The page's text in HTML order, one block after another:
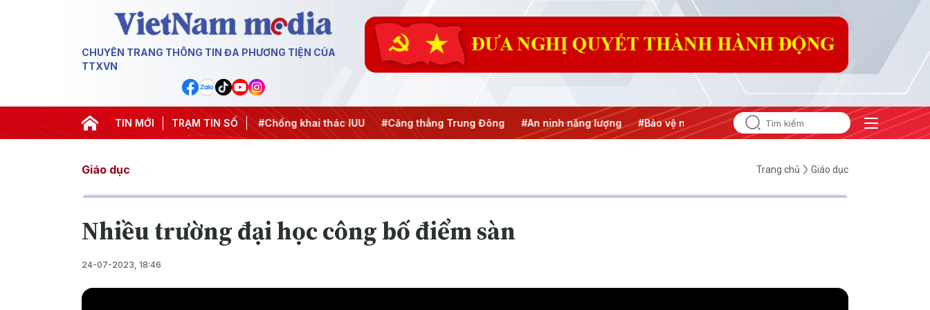
CHUYÊN TRANG THÔNG TIN ĐA PHƯƠNG TIỆN CỦA
TTXVN
TIN MỚI TRẠM TIN SỐ
hành động #Chiến dịch 500 ngày đêm #Chống khai thác IUU #Căng thẳng Trung Đông #An ninh năng lượng #Bảo vệ nền tảng tư tưởng của Đảng #Hội nghị Trung
Giáo dục Trang chủ Giáo dục
Nhiều trường đại học công bố điểm sàn
24-07-2023, 18:46